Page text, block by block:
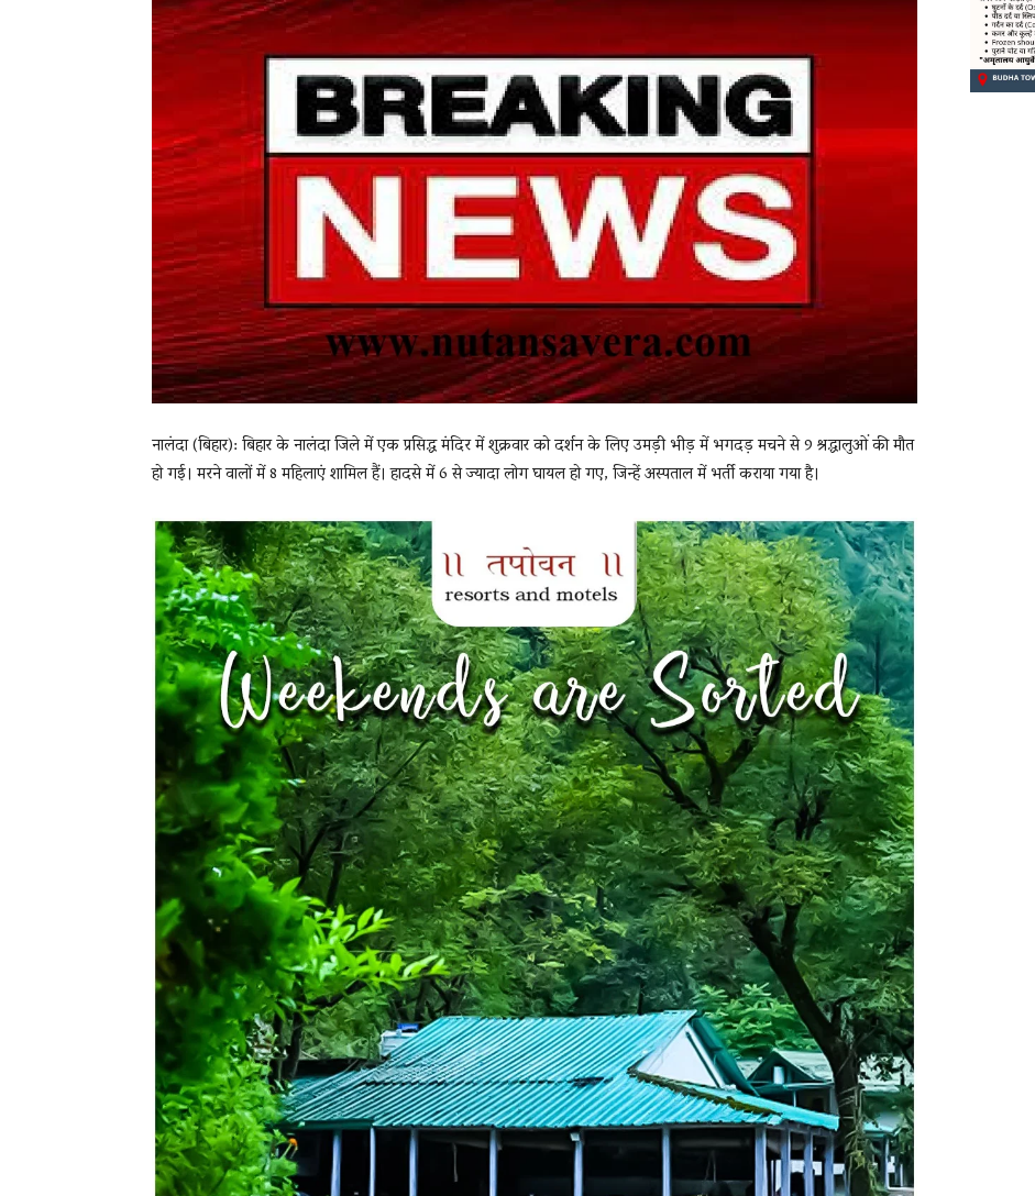
LIVE
नालंदा (बिहार): बिहार के नालंदा जिले में एक प्रसिद्ध मंदिर में शुक्रवार को दर्शन के लिए उमड़ी भीड़ में भगदड़ मचने से 9 श्रद्धालुओं की मौत
हो गई। मरने वालों में 8 महिलाएं शामिल हैं। हादसे में 6 से ज्यादा लोग घायल हो गए, जिन्हें अस्पताल में भर्ती कराया गया है।